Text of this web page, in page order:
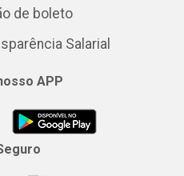
de boleto
Salarial
APP